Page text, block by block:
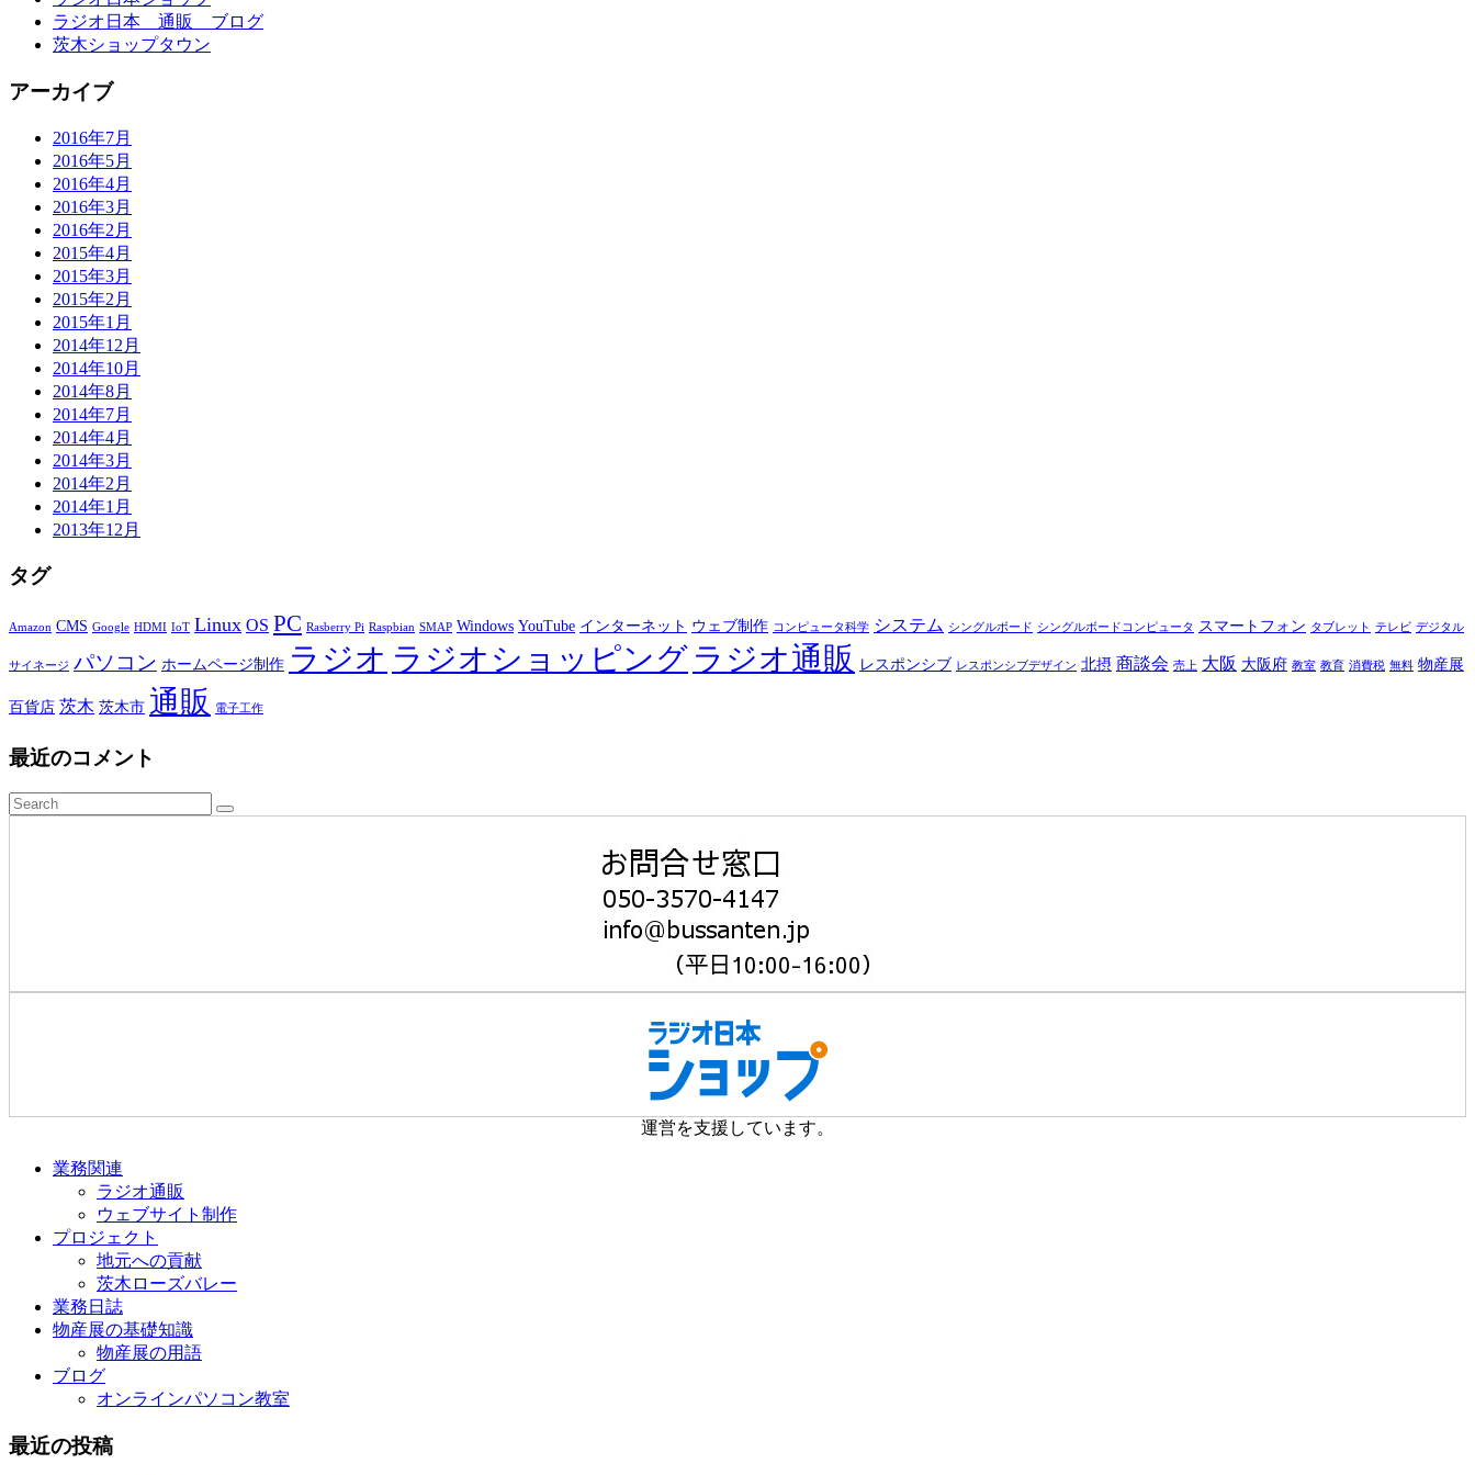
ラジオ日本 通販 ブログ
茨木ショップタウン
アーカイブ
2016年7月
2016年5月
2016年4月
2016年3月
2016年2月
2015年4月
2015年3月
2015年2月
2015年1月
2014年12月
2014年10月
2014年8月
2014年7月
2014年4月
2014年3月
2014年2月
2014年1月
2013年12月
タグ
Amazon CMS Google HDMI IoT Linux OS PC Rasberry Pi Raspbian SMAP Windows YouTube インターネット ウェブ制作 コンピュータ科学 システム シングルボード シングルボードコンピュータ スマートフォン タブレット テレビ デジタル
サイネージ パソコン ホームページ制作 ラジオ ラジオショッピング ラジオ通販 レスポンシブ レスポンシブデザイン 北摂 商談会 売上 大阪 大阪府 教室 教育 消費税 無料 物産展
百貨店 茨木 茨木市 通販 電子工作
最近のコメント
運営を支援しています。
業務関連
ラジオ通販
ウェブサイト制作
プロジェクト
地元への貢献
茨木ローズバレー
業務日誌
物産展の基礎知識
物産展の用語
ブログ
オンラインパソコン教室
最近の投稿